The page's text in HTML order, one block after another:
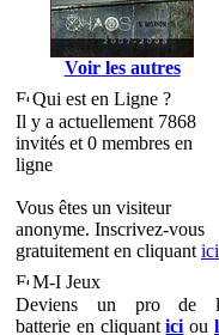
Voir les autres
Qui est en Ligne ?
Il y a actuellement 7868
invités et 0 membres en
ligne
Vous êtes un visiteur
anonyme. Inscrivez-vous
gratuitement en cliquant ici
M-I Jeux
Deviens un pro de
batterie en cliquantici ou